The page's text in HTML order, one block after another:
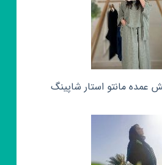
عمده مانتو استار شاپینگ